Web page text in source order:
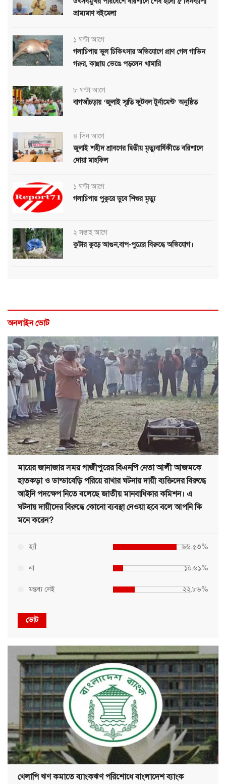
ভ্রাম্যমাণ বইমেলা
১ ঘন্টা আগে
গলাচিপায় ভুল চিকিৎসার অভিযোগে প্রাণ গেল গাভিন
গরুর, কান্নায় ভেঙে পড়লেন খামারি
৮ ঘন্টা আগে
বাগআঁচড়ায় ‘জুলাই স্মৃতি ফুটবল টুর্নামেন্ট’ অনুষ্ঠিত
৪ দিন আগে
জুলাই শহীদ শ্রাবণের দ্বিতীয় মৃত্যুবার্ষিকীতে বরিশালে
দোয়া মাহফিল
১ ঘন্টা আগে
গলাচিপায় পুকুরে ডুবে শিশুর মৃত্যু
২ সপ্তাহ আগে
কুটার কুড়ে আগুন,বাপ-পুত্রের বিরুদ্ধে অভিযোগ।
অনলাইন ভোট
মায়ের জানাজার সময় গাজীপুরের বিএনপি নেতা আলী আজমকে
হাতকড়া ও ডান্ডাবেড়ি পরিয়ে রাখার ঘটনায় দায়ী ব্যক্তিদের বিরুদ্ধে
আইনি পদক্ষেপ নিতে বলেছে জাতীয় মানবাধিকার কমিশন। এ
ঘটনায় দায়ীদের বিরুদ্ধে কোনো ব্যবস্থা নেওয়া হবে বলে আপনি কি
মনে করেন?
হ্যাঁ ৬৬.৫৩%
না ১০.৬১%
মন্তব্য নেই ২২.৮৬%
ভোট
খেলাপি ঋণ কমাতে ব্যাংকঋণ পরিশোধে বাংলাদেশ ব্যাংক